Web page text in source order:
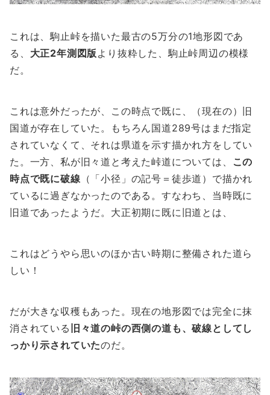
これは、駒止峠を描いた最古の5万分の1地形図であ
る、 大正2年測図版 より抜粋した、駒止峠周辺の模様
だ。
これは意外だったが、この時点で既に、（現在の）旧
国道が存在していた。もちろん国道289号はまだ指定
されていなくて、それは県道を示す描かれ方をしてい
た。一方、私が旧々道と考えた峠道については、
この
時点で既に破線 （「小径」の記号＝徒歩道）で描かれ
ているに過ぎなかったのである。すなわち、当時既に
旧道であったようだ。大正初期に既に旧道とは、
これはどうやら思いのほか古い時期に整備された道ら
しい！
だが大きな収穫もあった。現在の地形図では完全に抹
消されている 旧々道の峠の西側の道も、破線としてし
っかり示されていたのだ。